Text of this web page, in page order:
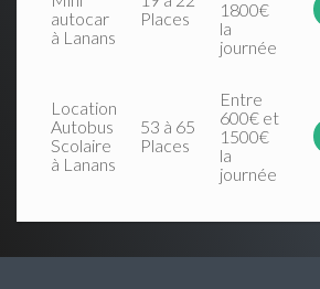
autocar
à Lanans
Places
1800€
la
journée
Location
Autobus
Scolaire
à Lanans
53 à 65
Places
Entre
600€ et
1500€
la
journée